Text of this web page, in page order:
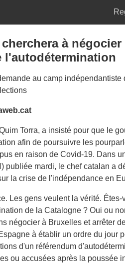
à
l'autodétermination
au camp indépendantiste
Torra, a insisté pour que le
afin de poursuivre les
en raison de Covid-19. Dans
publiée mardi, le chef catalan a
la crise de l'indépendance en
Les gens veulent la vérité.
de la Catalogne ? Oui ou
négocier à Bruxelles et arrêter
à établir un ordre du jour
d'un référendum
ou accusées après la poussée